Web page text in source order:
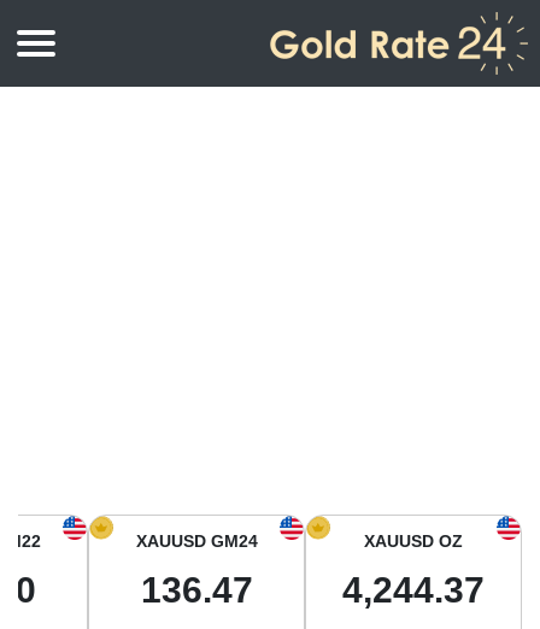
أسعار الذهب في أمريكا الجنوبية
XAUUSD OZ
4,244.37
XAUUSD GM24
136.47